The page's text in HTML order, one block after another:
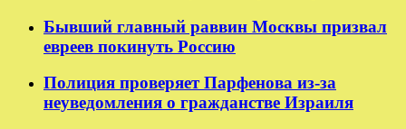
Бывший главный раввин Москвы призвал
евреев покинуть Россию
Полиция проверяет Парфенова из-за
неуведомления о гражданстве Израиля